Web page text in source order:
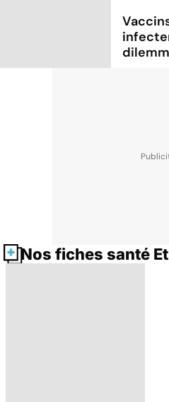
Nos fiches santé